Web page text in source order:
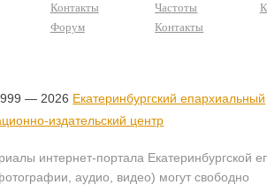
Контакты
Форум
Частоты
Контакты
— 2026 Екатеринбургский епархиальный
издательский центр
интернет-портала Екатеринбургской
аудио, видео) могут свободно